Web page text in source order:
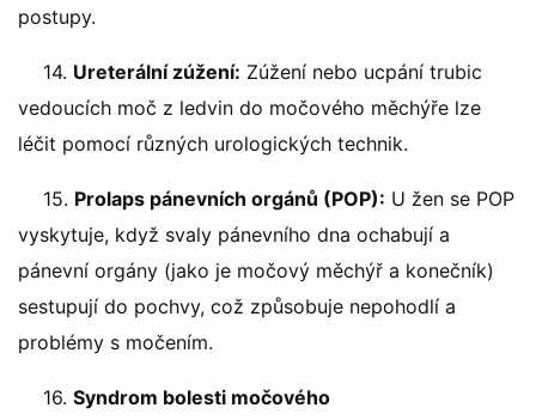
postupy.
14. Ureterální zúžení: Zúžení nebo ucpání trubic
vedoucích moč z ledvin do močového měchýře lze
léčit pomocí různých urologických technik.
15. Prolaps pánevních orgánů (POP): U žen se POP
vyskytuje, když svaly pánevního dna ochabují a
pánevní orgány (jako je močový měchýř a konečník)
sestupují do pochvy, což způsobuje nepohodlí a
problémy s močením.
16. Syndrom bolesti močového